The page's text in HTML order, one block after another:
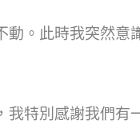
。此時我突然
特別感謝我們有